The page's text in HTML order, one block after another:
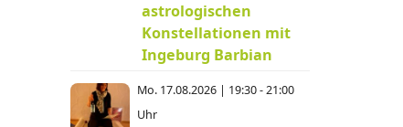
astrologischen
Konstellationen mit
Ingeburg Barbian
Mo. 17.08.2026 | 19:30 - 21:00
Uhr